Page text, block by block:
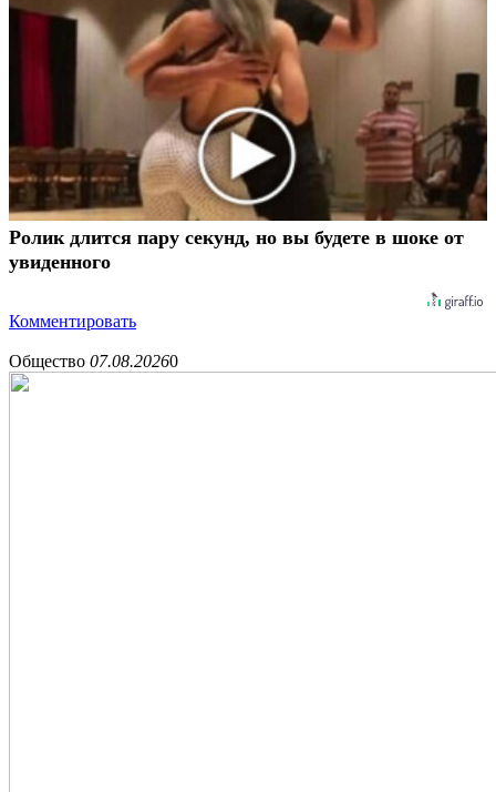
Ролик длится пару секунд, но вы будете в шоке от
увиденного
Комментировать
Общество 07.08.20260